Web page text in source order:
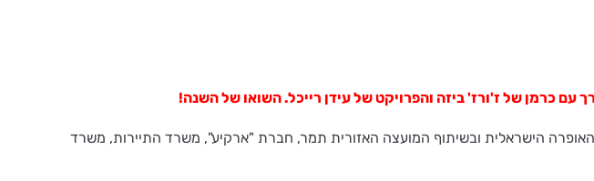
"פסטיבל האופרה במצדה 2012", ביוזמתה ובהפקתה של האופרה הישראלית ובשיתוף המועצה האזורית תמר, חברת "ארקיע", משרד התיירות, משרד